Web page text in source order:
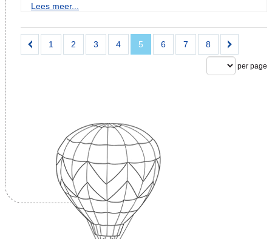
Lees meer...
1 2 3 4 5 6 7 8
per page